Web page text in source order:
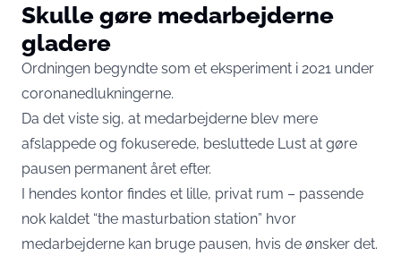
Skulle gøre medarbejderne
gladere
Ordningen begyndte som et eksperiment i 2021 under
coronanedlukningerne.
Da det viste sig, at medarbejderne blev mere
afslappede og fokuserede, besluttede Lust at gøre
pausen permanent året efter.
I hendes kontor findes et lille, privat rum – passende
nok kaldet “the masturbation station” hvor
medarbejderne kan bruge pausen, hvis de ønsker det.